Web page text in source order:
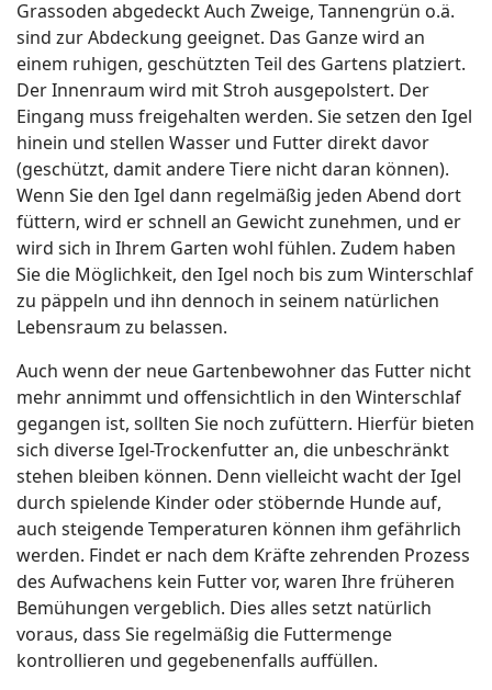
Grassoden abgedeckt Auch Zweige, Tannengrün o.ä.
sind zur Abdeckung geeignet. Das Ganze wird an
einem ruhigen, geschützten Teil des Gartens platziert.
Der Innenraum wird mit Stroh ausgepolstert. Der
Eingang muss freigehalten werden. Sie setzen den Igel
hinein und stellen Wasser und Futter direkt davor
(geschützt, damit andere Tiere nicht daran können).
Wenn Sie den Igel dann regelmäßig jeden Abend dort
füttern, wird er schnell an Gewicht zunehmen, und er
wird sich in Ihrem Garten wohl fühlen. Zudem haben
Sie die Möglichkeit, den Igel noch bis zum Winterschlaf
zu päppeln und ihn dennoch in seinem natürlichen
Lebensraum zu belassen.
Auch wenn der neue Gartenbewohner das Futter nicht
mehr annimmt und offensichtlich in den Winterschlaf
gegangen ist, sollten Sie noch zufüttern. Hierfür bieten
sich diverse Igel-Trockenfutter an, die unbeschränkt
stehen bleiben können. Denn vielleicht wacht der Igel
durch spielende Kinder oder stöbernde Hunde auf,
auch steigende Temperaturen können ihm gefährlich
werden. Findet er nach dem Kräfte zehrenden Prozess
des Aufwachens kein Futter vor, waren Ihre früheren
Bemühungen vergeblich. Dies alles setzt natürlich
voraus, dass Sie regelmäßig die Futtermenge
kontrollieren und gegebenenfalls auffüllen.